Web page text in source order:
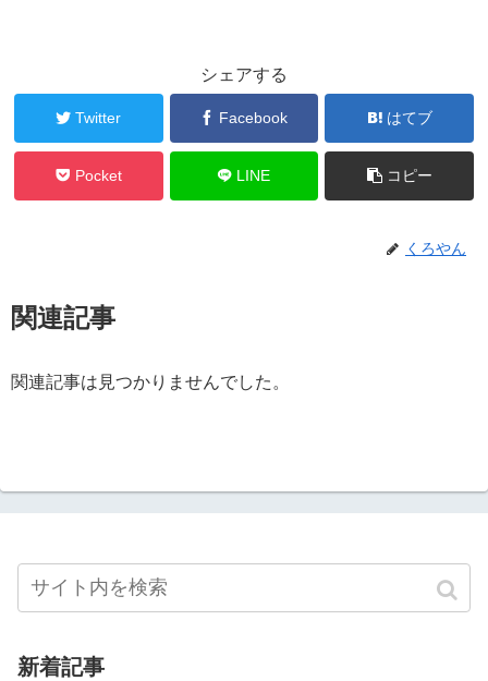
シェアする
Twitter Facebook はてブ
Pocket LINE コピー
くろやん
関連記事
関連記事は見つかりませんでした。
新着記事